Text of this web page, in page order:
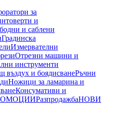
за
и
и саблени
Градинска
Измервателни
Отрезни машини и
инструменти
въздух и боядисванеРъчни
Ножици за ламарина и
Консумативи и
РазпродажбаНОВИ